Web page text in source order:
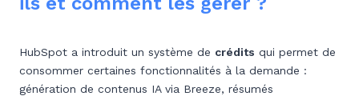
HubSpot a introduit un système de crédits qui permet de
consommer certaines fonctionnalités à la demande :
génération de contenus IA via Breeze, résumés